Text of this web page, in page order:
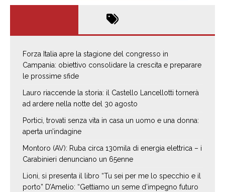
Forza Italia apre la stagione del congresso in
Campania: obiettivo consolidare la crescita e preparare
le prossime sfide
Lauro riaccende la storia: il Castello Lancellotti tornerà
ad ardere nella notte del 30 agosto
Portici, trovati senza vita in casa un uomo e una donna:
aperta un’indagine
Montoro (AV): Ruba circa 130mila di energia elettrica – i
Carabinieri denunciano un 65enne
Lioni, si presenta il libro “Tu sei per me lo specchio e il
porto” D’Amelio: “Gettiamo un seme d’impegno futuro